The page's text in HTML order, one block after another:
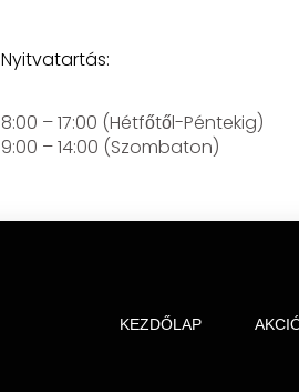
Nyitvatartás:
8:00 – 17:00 (Hétfőtől-Péntekig)
9:00 – 14:00 (Szombaton)
KEZDŐLAP